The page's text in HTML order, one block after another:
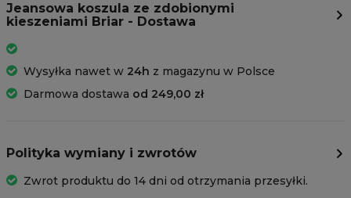
Jeansowa koszula ze zdobionymi
kieszeniami Briar - Dostawa
Wysyłka nawet w 24h z magazynu w Polsce
Darmowa dostawa od 249,00 zł
Polityka wymiany i zwrotów
Zwrot produktu do 14 dni od otrzymania przesyłki.